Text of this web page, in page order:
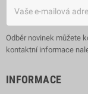
Odběr novinek můžete
kontaktní informace
INFORMACE